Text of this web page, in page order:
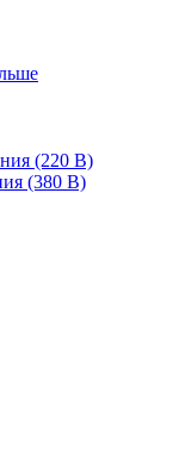
(220 В)
(380 В)